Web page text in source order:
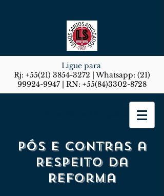
Ligue para
Rj: +55(21) 3854-3272 | Whatsapp: (21)
99924-9947 | RN: +55(84)3302-8728
Pós e Contras a
Respeito da
Reforma